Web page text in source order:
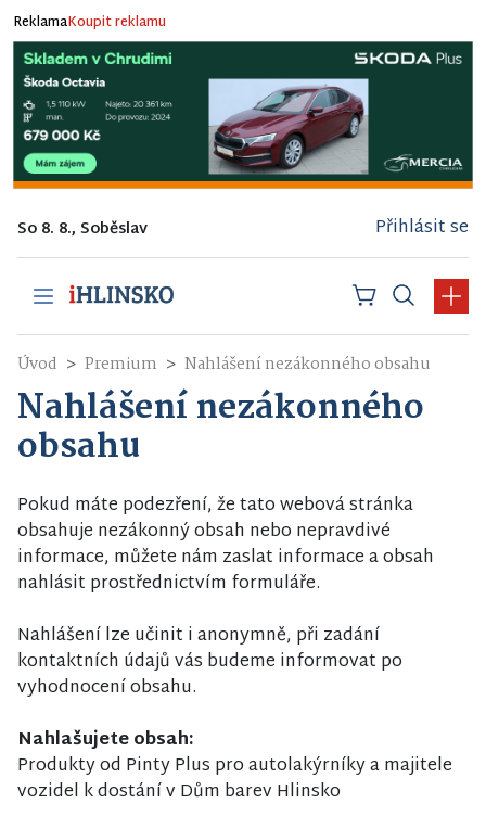
ReklamaKoupit reklamu
So 8. 8., Soběslav Přihlásit se
Úvod Premium Nahlášení nezákonného obsahu
Nahlášení nezákonného
obsahu
Pokud máte podezření, že tato webová stránka
obsahuje nezákonný obsah nebo nepravdivé
informace, můžete nám zaslat informace a obsah
nahlásit prostřednictvím formuláře.
Nahlášení lze učinit i anonymně, při zadání
kontaktních údajů vás budeme informovat po
vyhodnocení obsahu.
Nahlašujete obsah:
Produkty od Pinty Plus pro autolakýrníky a majitele
vozidel k dostání v Dům barev Hlinsko